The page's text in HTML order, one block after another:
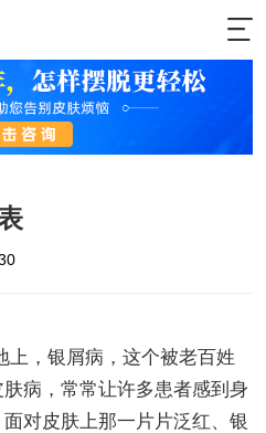
上，银屑病，这个被老百姓
病，常常让许多患者感到身
对皮肤上那一片片泛红、银